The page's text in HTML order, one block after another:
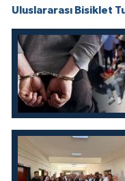
Uluslararası Bisiklet